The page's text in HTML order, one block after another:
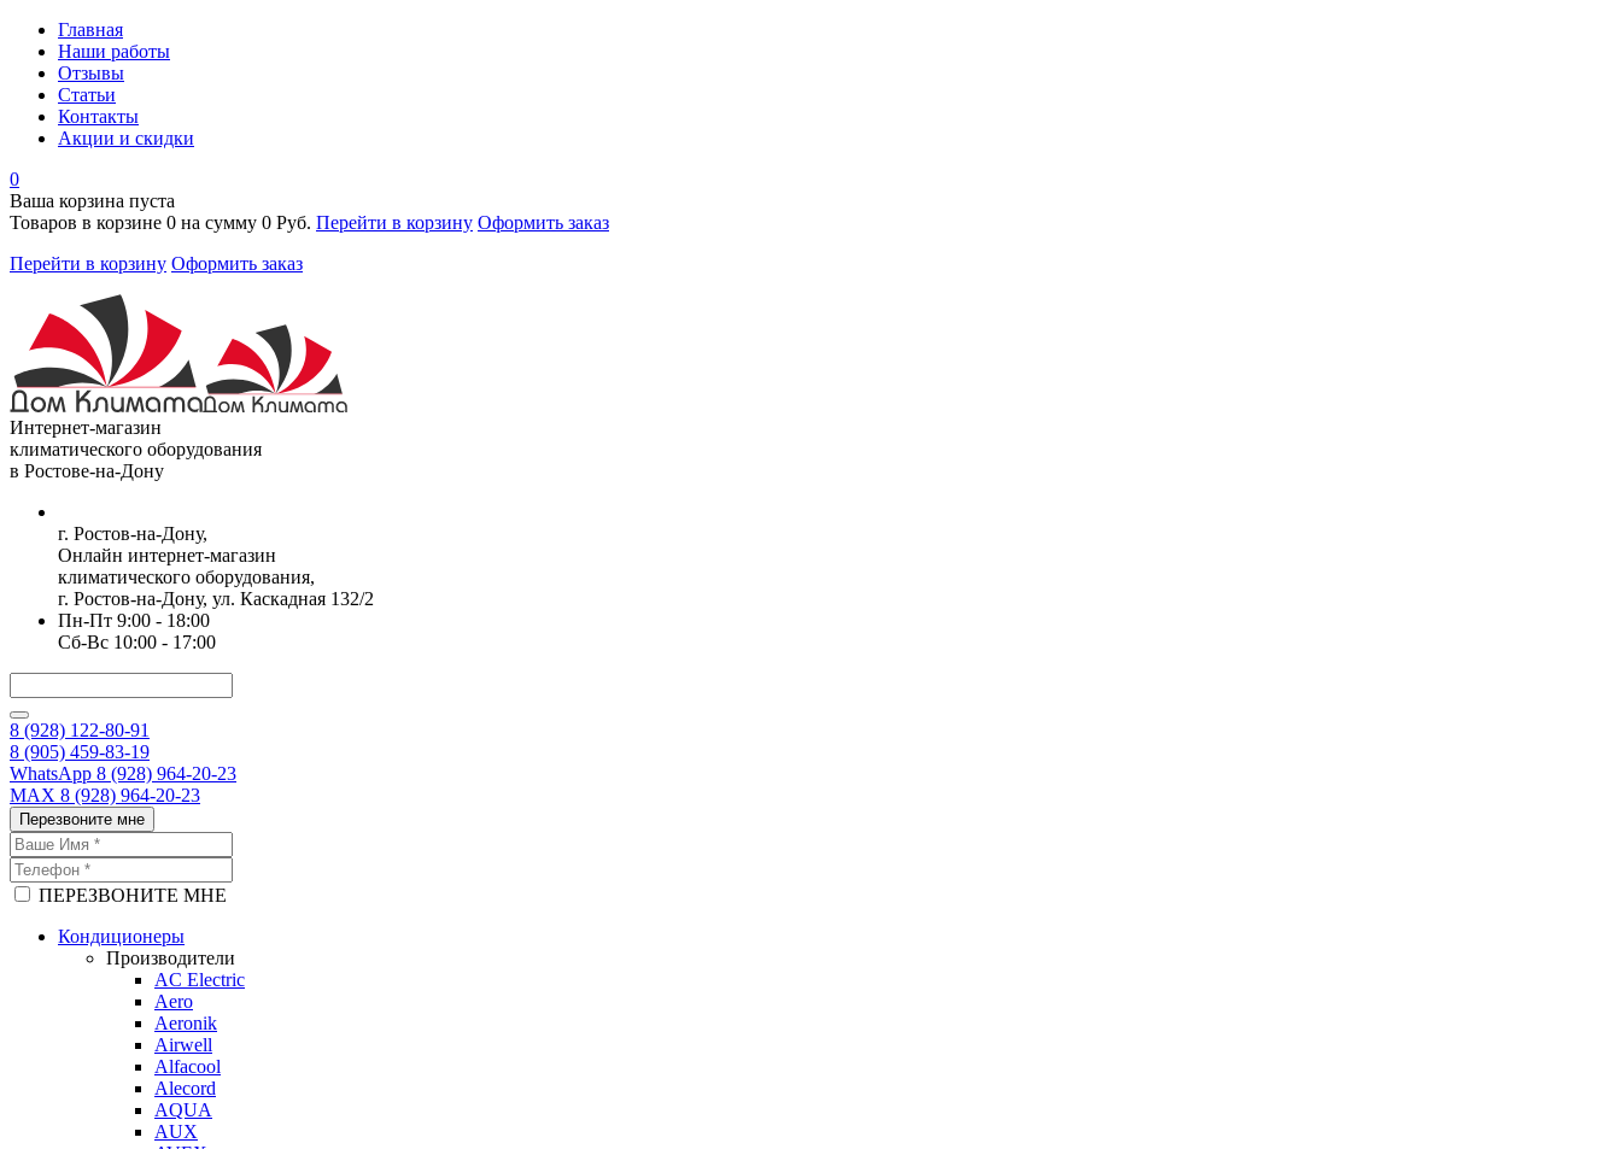
Главная
Наши работы
Отзывы
Статьи
Контакты
Акции и скидки
0
Ваша корзина пуста
Товаров в корзине 0 на сумму 0 Руб. Перейти в корзину Оформить заказ
Перейти в корзину Оформить заказ
Интернет-магазин
климатического оборудования
в Ростове-на-Дону
г. Ростов-на-Дону,
Онлайн интернет-магазин
климатического оборудования,
г. Ростов-на-Дону, ул. Каскадная 132/2
Пн-Пт 9:00 - 18:00
Сб-Вс 10:00 - 17:00
8 (928) 122-80-91
8 (905) 459-83-19
WhatsApp 8 (928) 964-20-23
MAX 8 (928) 964-20-23
Перезвоните мне
ПЕРЕЗВОНИТЕ МНЕ
Кондиционеры
Производители
AC Electric
Aero
Aeronik
Airwell
Alfacool
Alecord
AQUA
AUX